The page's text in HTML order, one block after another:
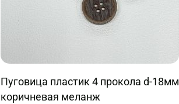
Пуговица пластик 4 прокола d-18мм
коричневая меланж